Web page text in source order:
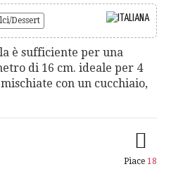
Dessert
è sufficiente per una
di 16 cm. ideale per 4
con un cucchiaio,
Piace 18